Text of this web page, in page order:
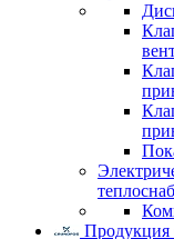
Продукция